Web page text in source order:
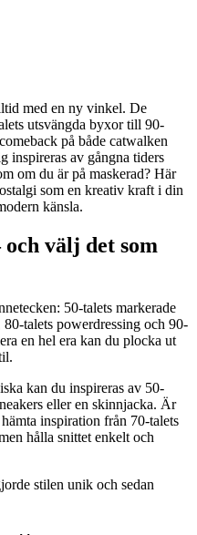
med en ny vinkel. De
utsvängda byxor till 90-
på både catwalken
inspireras av gångna tiders
om du är på maskerad? Här
som en kreativ kraft i din
känsla.
välj det som
50-talets markerade
talets powerdressing och 90-
en hel era kan du plocka ut
kan du inspireras av 50-
eller en skinnjacka. Är
inspiration från 70-talets
hålla snittet enkelt och
stilen unik och sedan